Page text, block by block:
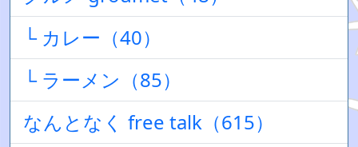
└ カレー（40）
└ ラーメン（85）
なんとなく free talk（615）